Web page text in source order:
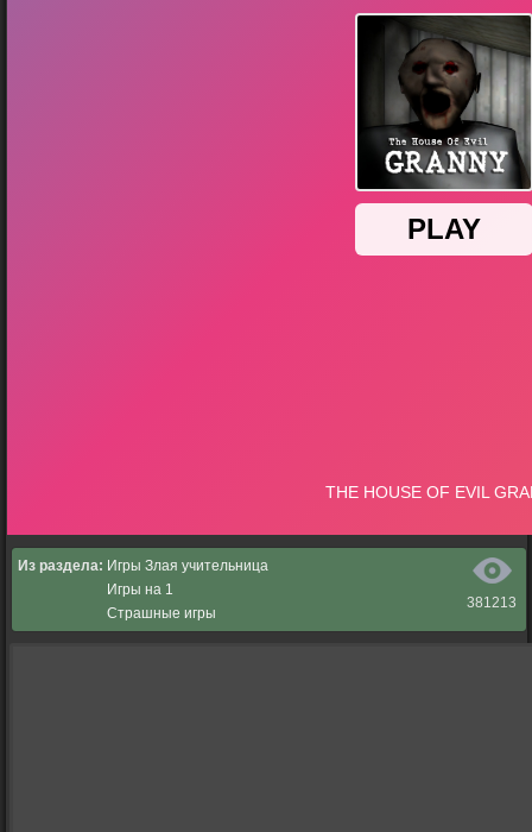
381213
Из раздела: Игры Злая учительница
Игры на 1
Страшные игры